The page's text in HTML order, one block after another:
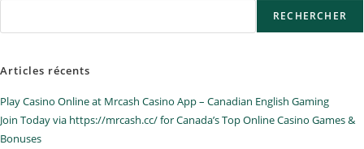
RECHERCHER
Articles récents
Play Casino Online at Mrcash Casino App – Canadian English Gaming
Join Today via https://mrcash.cc/ for Canada’s Top Online Casino Games &
Bonuses